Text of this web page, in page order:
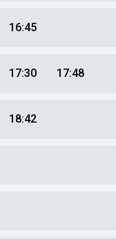
16:45
17:30 17:48
18:42